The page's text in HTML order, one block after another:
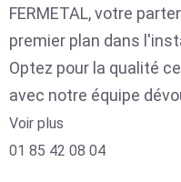
FERMETAL, votre
premier plan dans
Optez pour la qualité
avec notre équipe
Voir plus
01 85 42 08 04